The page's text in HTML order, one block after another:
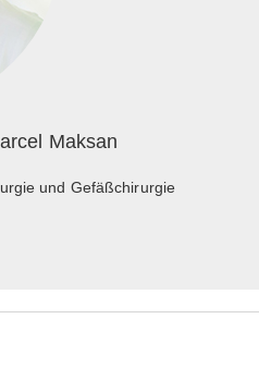
Maksan
und Gefäßchirurgie